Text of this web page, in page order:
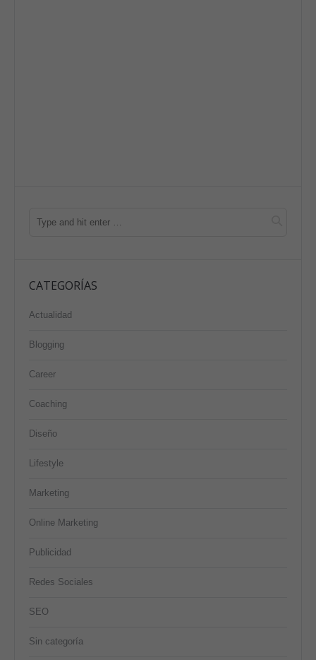
CATEGORÍAS
Actualidad
Blogging
Career
Coaching
Diseño
Lifestyle
Marketing
Online Marketing
Publicidad
Redes Sociales
SEO
Sin categoría